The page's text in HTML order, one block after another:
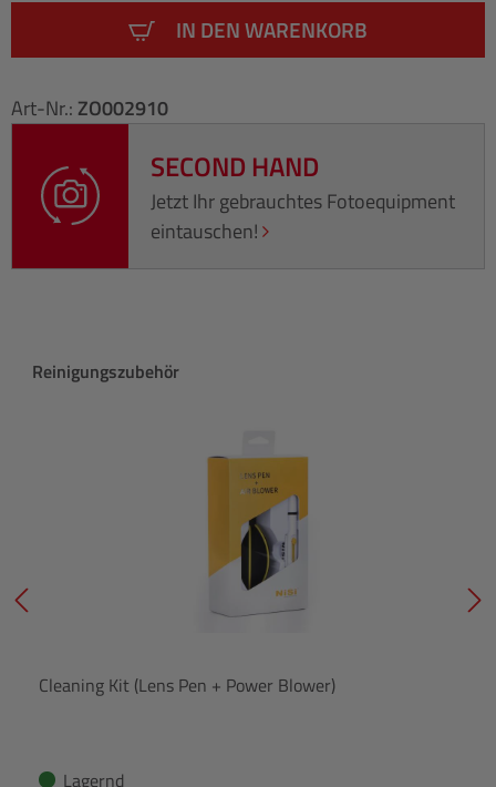
IN DEN WARENKORB
Art-Nr.: ZO002910
SECOND HAND
Jetzt Ihr gebrauchtes Fotoequipment
eintauschen!
Produktgalerie überspringen
Reinigungszubehör
Cleaning Kit (Lens Pen + Power Blower)
Lagernd